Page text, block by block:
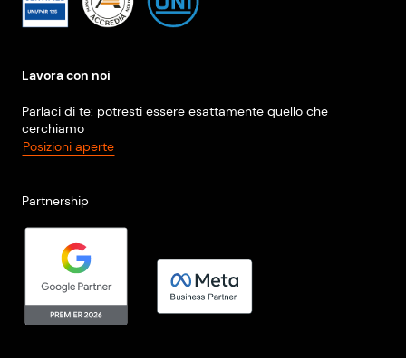
Lavora con noi
Parlaci di te: potresti essere esattamente quello che
cerchiamo
Posizioni aperte
Partnership